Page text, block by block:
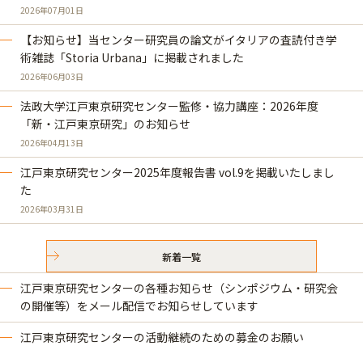
2026年07月01日
【お知らせ】当センター研究員の論文がイタリアの査読付き学
術雑誌「Storia Urbana」に掲載されました
2026年06月03日
法政大学江戸東京研究センター監修・協力講座：2026年度
「新・江戸東京研究」のお知らせ
2026年04月13日
江戸東京研究センター2025年度報告書 vol.9を掲載いたしまし
た
2026年03月31日
新着一覧
江戸東京研究センターの各種お知らせ（シンポジウム・研究会
の開催等）をメール配信でお知らせしています
江戸東京研究センターの活動継続のための募金のお願い